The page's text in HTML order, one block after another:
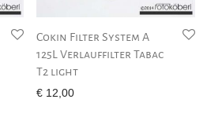
Cokin Filter System A
125L Verlauffilter Tabac
T2 light
€ 12,00